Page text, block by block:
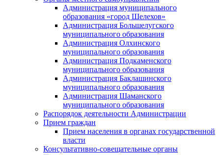
Администрация муниципального
образования «город Шелехов»
Администрация Большелугского
муниципального образования
Администрация Олхинского
муниципального образования
Администрация Подкаменского
муниципального образования
Администрация Баклашинского
муниципального образования
Администрация Шаманского
муниципального образования
Распорядок деятельности Администрации
Прием граждан
Прием населения в органах государственной
власти
Консультативно-совещательные органы